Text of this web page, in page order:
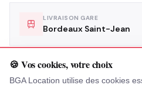
LIVRAISON GARE
Bordeaux Saint-Jean
🍪 Vos cookies, votre choix
BGA Location utilise des cookies